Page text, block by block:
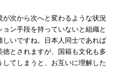
次から次へと変わるような状況
ン手段を持っていないと組織と
しいですね。日本人同士であれば
徳とされますが、国籍も文化も多
てしまうと、お互いに理解した